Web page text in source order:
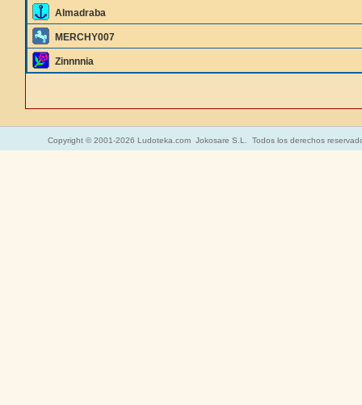
Almadraba
MERCHY007
Zinnnnia
Copyright © 2001-2026 Ludoteka.com Jokosare S.L. Todos los derechos